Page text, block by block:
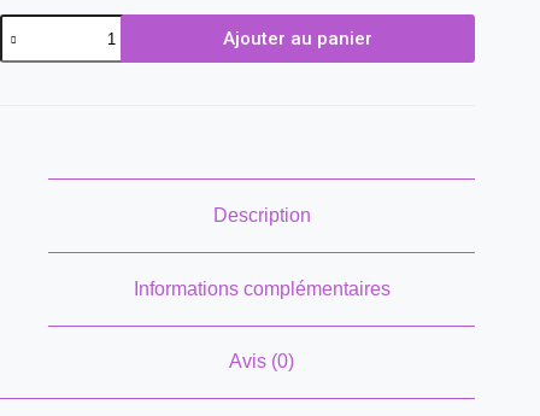
Ajouter au panier
Description
Informations complémentaires
Avis (0)